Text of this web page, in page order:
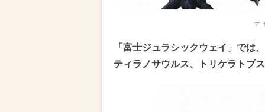
テ
「富士ジュラシックウェイ」では
ティラノサウルス、トリケラトプ